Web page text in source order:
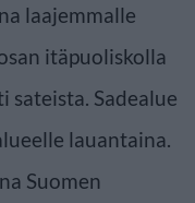
laajemmalle
itäpuoliskolla
sateista. Sadealue
lauantaina.
Suomen